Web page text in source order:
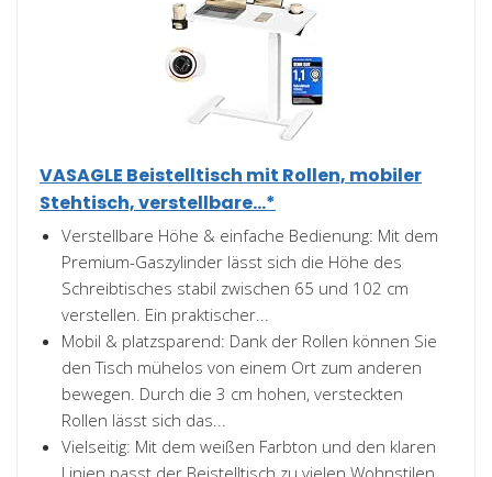
VASAGLE Beistelltisch mit Rollen, mobiler
Stehtisch, verstellbare...*
Verstellbare Höhe & einfache Bedienung: Mit dem
Premium-Gaszylinder lässt sich die Höhe des
Schreibtisches stabil zwischen 65 und 102 cm
verstellen. Ein praktischer...
Mobil & platzsparend: Dank der Rollen können Sie
den Tisch mühelos von einem Ort zum anderen
bewegen. Durch die 3 cm hohen, versteckten
Rollen lässt sich das...
Vielseitig: Mit dem weißen Farbton und den klaren
Linien passt der Beistelltisch zu vielen Wohnstilen,